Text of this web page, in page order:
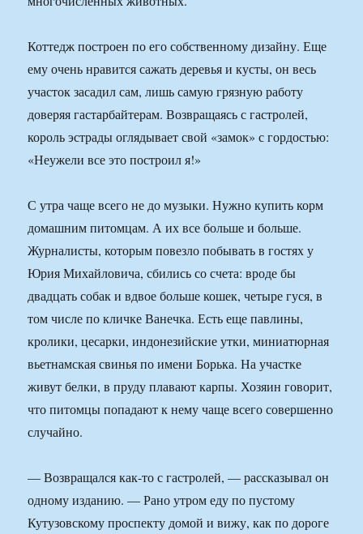
Коттедж построен по его собственному дизайну. Еще
ему очень нравится сажать деревья и кусты, он весь
участок засадил сам, лишь самую грязную работу
доверяя гастарбайтерам. Возвращаясь с гастролей,
король эстрады оглядывает свой «замок» с гордостью:
«Неужели все это построил я!»
С утра чаще всего не до музыки. Нужно купить корм
домашним питомцам. А их все больше и больше.
Журналисты, которым повезло побывать в гостях у
Юрия Михайловича, сбились со счета: вроде бы
двадцать собак и вдвое больше кошек, четыре гуся, в
том числе по кличке Ванечка. Есть еще павлины,
кролики, цесарки, индонезийские утки, миниатюрная
вьетнамская свинья по имени Борька. На участке
живут белки, в пруду плавают карпы. Хозяин говорит,
что питомцы попадают к нему чаще всего совершенно
случайно.
— Возвращался как-то с гастролей, — рассказывал он
одному изданию. — Рано утром еду по пустому
Кутузовскому проспекту домой и вижу, как по дороге